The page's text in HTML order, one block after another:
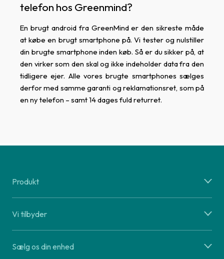
telefon hos Greenmind?
En brugt android fra GreenMind er den sikreste måde
at købe en brugt smartphone på. Vi tester og nulstiller
din brugte smartphone inden køb. Så er du sikker på, at
den virker som den skal og ikke indeholder data fra den
tidligere ejer. Alle vores brugte smartphones sælges
derfor med samme garanti og reklamationsret, som på
en ny telefon – samt 14 dages fuld returret.
Produkt
Vi tilbyder
Sælg os din enhed